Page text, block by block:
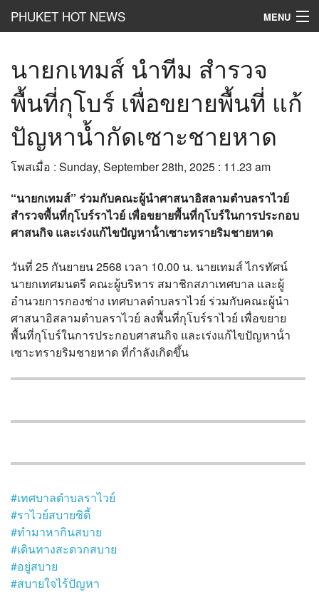
PHUKET HOT NEWS MENU
HotClip
Hot List
Hot Gossip
HotBusiness
เที่ยว ชิม ช๊อป
HotHealth and Beauty
PR News
อยากบอกอยากเล่า
?>
นายกเทมส์ นำทีม สำรวจ
พื้นที่กุโบร์ เพื่อขยายพื้นที่ แก้
ปัญหาน้ำกัดเซาะชายหาด
โพสเมื่อ : Sunday, September 28th, 2025 : 11.23 am
“นายกเทมส์” ร่วมกับคณะผู้นำศาสนาอิสลามตำบลราไวย์
สำรวจพื้นที่กุโบร์ราไวย์ เพื่อขยายพื้นที่กุโบร์ในการประกอบ
ศาสนกิจ และเร่งแก้ไขปัญหาน้ําเซาะทรายริมชายหาด
วันที่ 25 กันยายน 2568 เวลา 10.00 น. นายเทมส์ ไกรทัศน์
นายกเทศมนตรี คณะผู้บริหาร สมาชิกสภาเทศบาล และผู้
อำนวยการกองช่าง เทศบาลตำบลราไวย์ ร่วมกับคณะผู้นำ
ศาสนาอิสลามตำบลราไวย์ ลงพื้นที่กุโบร์ราไวย์ เพื่อขยาย
พื้นที่กุโบร์ในการประกอบศาสนกิจ และเร่งแก้ไขปัญหาน้ํา
เซาะทรายริมชายหาด ที่กำลังเกิดขึ้น
#เทศบาลตำบลราไวย์
#ราไวย์สบายซิตี้
#ทำมาหากินสบาย
#เดินทางสะดวกสบาย
#อยู่สบาย
#สบายใจไร้ปัญหา